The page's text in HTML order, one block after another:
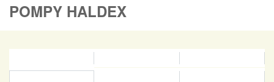
POMPY HALDEX